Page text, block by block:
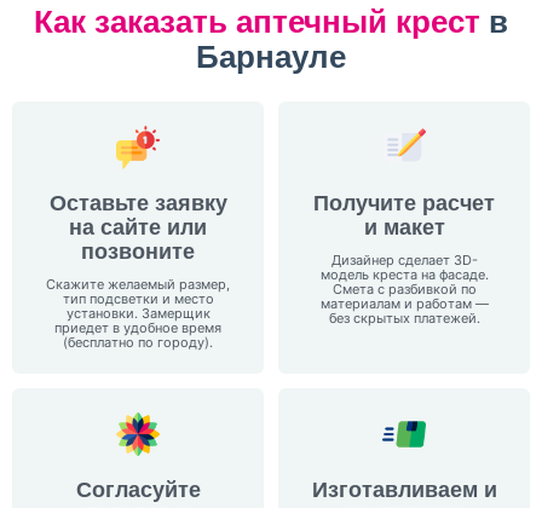
Как заказать аптечный крест в
Барнауле
Оставьте заявку
на сайте или
позвоните
Скажите желаемый размер,
тип подсветки и место
установки. Замерщик
приедет в удобное время
(бесплатно по городу).
Получите расчет
и макет
Дизайнер сделает 3D-
модель креста на фасаде.
Смета с разбивкой по
материалам и работам —
без скрытых платежей.
Согласуйте
Изготавливаем и